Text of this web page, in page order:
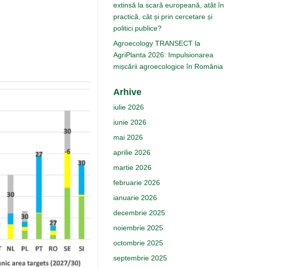
extinsă la scară europeană, atât în
practică, cât și prin cercetare și
politici publice?
Agroecology TRANSECT la
AgriPlanta 2026: Impulsionarea
mișcării agroecologice în România
Arhive
iulie 2026
iunie 2026
mai 2026
aprilie 2026
martie 2026
februarie 2026
ianuarie 2026
decembrie 2025
noiembrie 2025
octombrie 2025
septembrie 2025